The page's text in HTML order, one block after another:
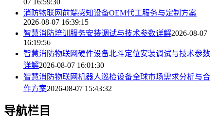
07 16:59:30
消防物联网前端感知设备OEM代工服务与定制方案
2026-08-07 16:39:15
智慧消防培训服务安装调试与技术参数详解2026-08-07
16:19:56
智慧消防物联网硬件设备北斗定位安装调试与技术参数
详解2026-08-07 16:01:30
智慧消防物联网机器人巡检设备全球市场需求分析与合
作方案2026-08-07 15:43:32
导航栏目